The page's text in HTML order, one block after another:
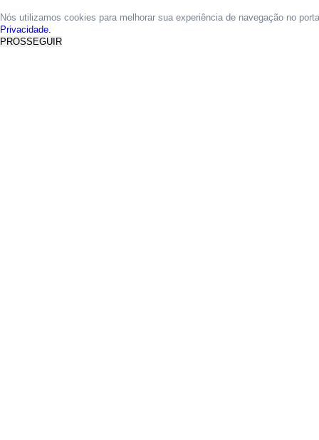
Nós utilizamos cookies para melhorar sua experiência de navegação no
Privacidade.
PROSSEGUIR